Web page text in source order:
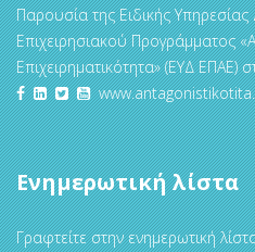
Παρουσία της Ειδικής Υπηρεσίας
Επιχειρησιακού Προγράμματος
Επιχειρηματικότητα» (ΕΥΔ ΕΠΑΕ)
Ενημερωτική λίστα
Γραφτείτε στην ενημερωτική